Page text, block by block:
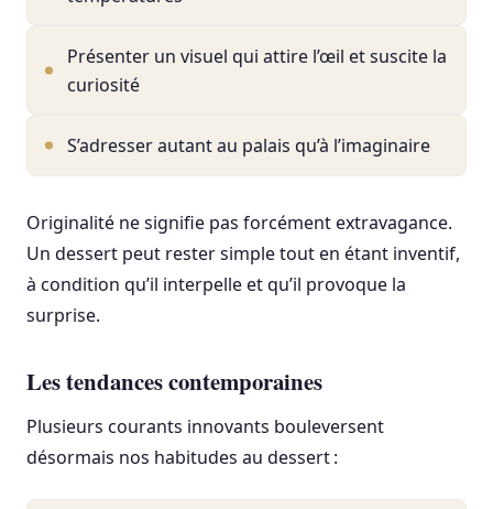
Présenter un visuel qui attire l’œil et suscite la
curiosité
S’adresser autant au palais qu’à l’imaginaire
Originalité ne signifie pas forcément extravagance.
Un dessert peut rester simple tout en étant inventif,
à condition qu’il interpelle et qu’il provoque la
surprise.
Les tendances contemporaines
Plusieurs courants innovants bouleversent
désormais nos habitudes au dessert :